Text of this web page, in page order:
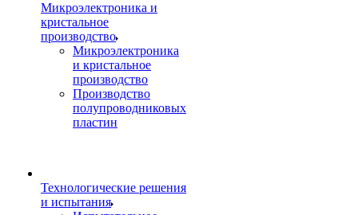
Микроэлектроника и
кристальное
производство
Микроэлектроника
и кристальное
производство
Производство
полупроводниковых
пластин
Технологические решения
и испытания